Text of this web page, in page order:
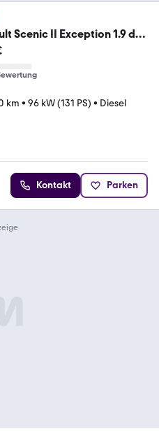
Scenic II Exception 1.9 dCI
Navi-Klimaaut.
km • 96 kW (131 PS) • Diesel
Kontakt Parken